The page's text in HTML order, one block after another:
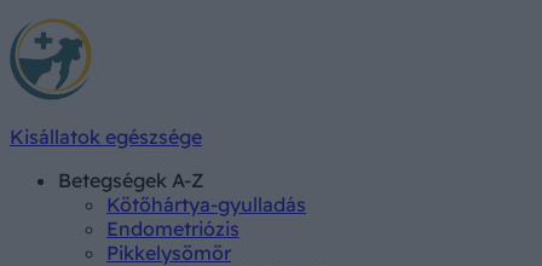
Kisállatok egészsége
Betegségek A-Z
Kötőhártya-gyulladás
Endometriózis
Pikkelysömör